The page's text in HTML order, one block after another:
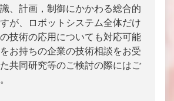
、計画，制御にかかわる総合的
が、ロボットシステム全体だけ
技術の応用についても対応可能
お持ちの企業の技術相談をお受
共同研究等のご検討の際にはご